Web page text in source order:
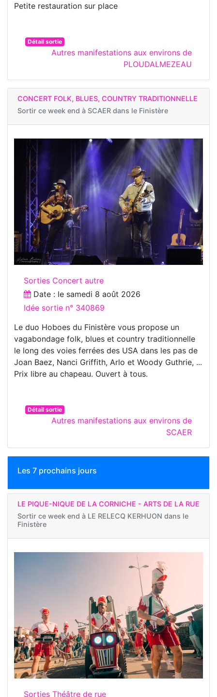
Petite restauration sur place
Détail sortie
Autres manifestations aux environs de
PLOUDALMEZEAU
CONCERT FOLK, BLUES, COUNTRY TRADITIONNELLE
Sortir ce week end à SCAER dans le Finistère
Sorties Concert autre
Date : le samedi 8 août 2026
Idée sortie n° 340869
Le duo Hoboes du Finistère vous propose un
vagabondage folk, blues et country traditionnelle
le long des voies ferrées des USA dans les pas de
Joan Baez, Nanci Griffith, Arlo et Woody Guthrie, ...
Prix libre au chapeau. Ouvert à tous.
Détail sortie
Autres manifestations aux environs de
SCAER
Les 7 prochains jours
LE PIQUE-NIQUE DE LA CORNICHE - ARTS DE LA RUE
Sortir ce week end à LE RELECQ KERHUON dans le
Finistère
Sorties Théâtre de rue